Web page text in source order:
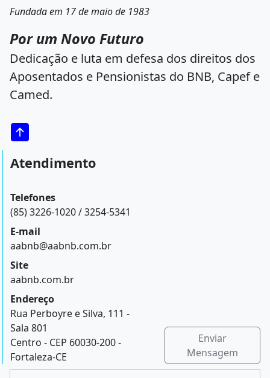
Fundada em 17 de maio de 1983
Por um Novo Futuro
Dedicação e luta em defesa dos direitos dos
Aposentados e Pensionistas do BNB, Capef e
Camed.
Atendimento
Telefones
(85) 3226-1020 / 3254-5341
E-mail
aabnb@aabnb.com.br
Site
aabnb.com.br
Endereço
Rua Perboyre e Silva, 111 -
Sala 801
Centro - CEP 60030-200 -
Fortaleza-CE
Enviar
Mensagem